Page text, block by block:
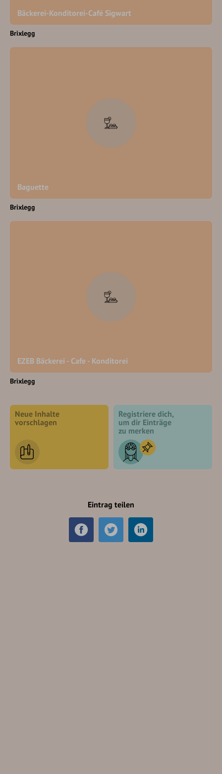
Bäckerei-Konditorei-Café Sigwart
Brixlegg
Baguette
Brixlegg
EZEB Bäckerei - Cafe - Konditorei
Brixlegg
Neue Inhalte
vorschlagen
Registriere dich,
um dir Einträge
zu merken
Eintrag teilen